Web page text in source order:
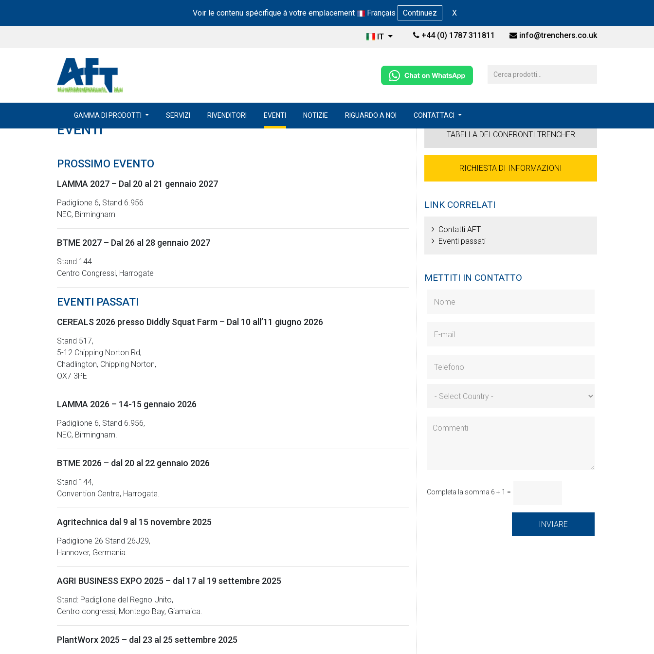
Voir le contenu spécifique à votre emplacement Français Continuez X
+44 (0) 1787 311811 info@trenchers.co.uk
IT
GAMMA DI PRODOTTI SERVIZI RIVENDITORI EVENTI NOTIZIE RIGUARDO A NOI CONTATTACI
EVENTI
PROSSIMO EVENTO
LAMMA 2027 – Dal 20 al 21 gennaio 2027
Padiglione 6, Stand 6.956
NEC, Birmingham
BTME 2027 – Dal 26 al 28 gennaio 2027
Stand 144
Centro Congressi, Harrogate
EVENTI PASSATI
CEREALS 2026 presso Diddly Squat Farm – Dal 10 all’11 giugno 2026
Stand 517,
5-12 Chipping Norton Rd,
Chadlington, Chipping Norton,
OX7 3PE
LAMMA 2026 – 14-15 gennaio 2026
Padiglione 6, Stand 6.956,
NEC, Birmingham.
BTME 2026 – dal 20 al 22 gennaio 2026
Stand 144,
Convention Centre, Harrogate.
Agritechnica dal 9 al 15 novembre 2025
Padiglione 26 Stand 26J29,
Hannover, Germania.
AGRI BUSINESS EXPO 2025 – dal 17 al 19 settembre 2025
Stand: Padiglione del Regno Unito,
Centro congressi, Montego Bay, Giamaica.
PlantWorx 2025 – dal 23 al 25 settembre 2025
TABELLA DEI CONFRONTI TRENCHER
RICHIESTA DI INFORMAZIONI
LINK CORRELATI
Contatti AFT
Eventi passati
METTITI IN CONTATTO
Completa la somma 6 + 1 =